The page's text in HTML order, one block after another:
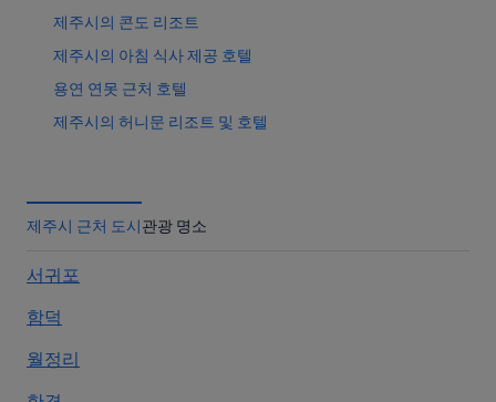
제주시의 콘도 리조트
제주시의 아침 식사 제공 호텔
용연 연못 근처 호텔
제주시의 허니문 리조트 및 호텔
제주시의 캐러밴 파크
제주시의 5성급 호텔
제주시의 주차 가능 호텔
제주시의 농장체험 숙박 시설
제주시 근처 도시관광 명소
서귀포
함덕
월정리